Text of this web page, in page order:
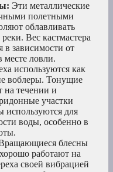
Эти металлические
полетными
облавливать
Вес кастмастера
в зависимости от
месте ловли.
используются как
воблеры. Тонущие
на течении и
участки
для
воды, особенно в
блесны
работают на
своей вибрацией